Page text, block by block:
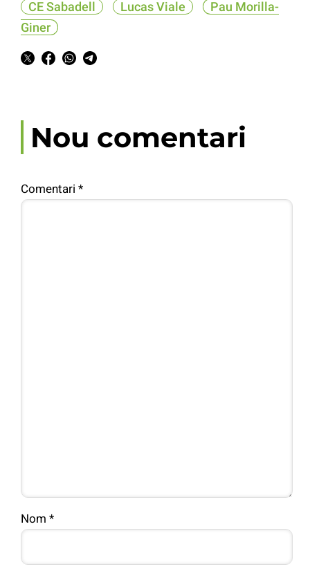
CE Sabadell Lucas Viale
Pau Morilla-
Giner
Nou comentari
Comentari *
Nom *